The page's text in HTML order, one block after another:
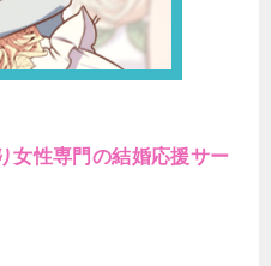
女性専門の結婚応援サー